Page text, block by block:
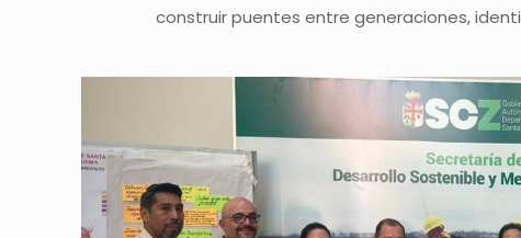
construir puentes entre generaciones,